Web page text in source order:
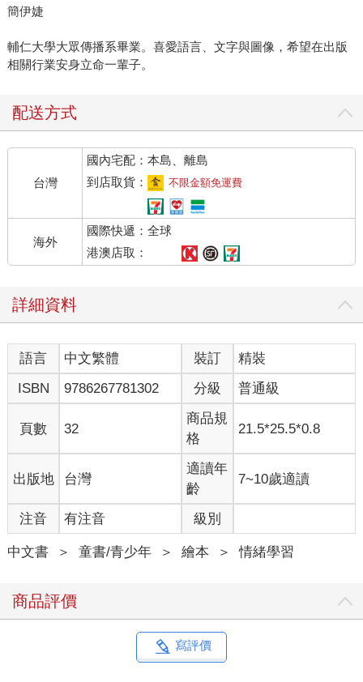
簡伊婕
輔仁大學大眾傳播系畢業。喜愛語言、文字與圖像，希望在出版
相關行業安身立命一輩子。
配送方式
台灣
國內宅配：本島、離島
到店取貨：
不限金額免運費
海外
國際快遞：全球
港澳店取：
詳細資料
語言 中文繁體 裝訂
精裝
ISBN
9786267781302 分級 普通級
頁數 32
商品規
格
21.5*25.5*0.8
出版地 台灣
適讀年
齡
7~10歲適讀
注音 有注音 級別
中文書 ＞ 童書/青少年 ＞ 繪本 ＞ 情緒學習
商品評價
寫評價